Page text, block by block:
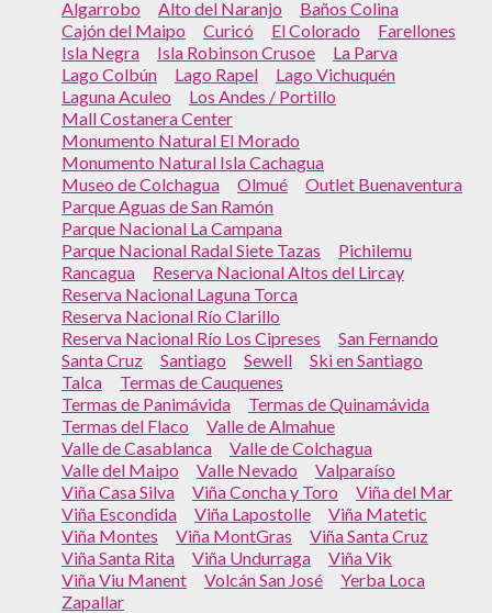
Algarrobo Alto del Naranjo
Baños Colina
Cajón del Maipo
Curicó El Colorado
Farellones
Isla Negra
Isla Robinson Crusoe
La Parva
Lago Colbún
Lago Rapel
Lago Vichuquén
Laguna Aculeo
Los Andes / Portillo
Mall Costanera Center
Monumento Natural El Morado
Monumento Natural Isla Cachagua
Museo de Colchagua
Olmué
Outlet Buenaventura
Parque Aguas de San Ramón
Parque Nacional La Campana
Parque Nacional Radal Siete Tazas
Pichilemu
Rancagua
Reserva Nacional Altos del Lircay
Reserva Nacional Laguna Torca
Reserva Nacional Río Clarillo
Reserva Nacional Río Los Cipreses
San Fernando
Santa Cruz
Santiago Sewell
Ski en Santiago
Talca
Termas de Cauquenes
Termas de Panimávida
Termas de Quinamávida
Termas del Flaco
Valle de Almahue
Valle de Casablanca
Valle de Colchagua
Valle del Maipo
Valle Nevado
Valparaíso
Viña Casa Silva
Viña Concha y Toro
Viña del Mar
Viña Escondida
Viña Lapostolle
Viña Matetic
Viña Montes
Viña MontGras
Viña Santa Cruz
Viña Santa Rita
Viña Undurraga
Viña Vik
Viña Viu Manent
Volcán San José
Yerba Loca
Zapallar